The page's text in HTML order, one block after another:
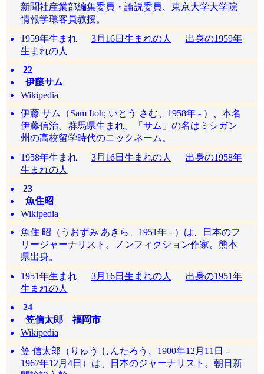
新聞社産業部編集委員・論説委員、東京大学大学院
情報学環客員教授。
1959年生まれ 3月16日生まれの人
出身の1959年
生まれの人
22
伊藤サム
Wikipedia
伊藤 サム（Sam Itoh; いとう さむ、1958年 - ）、本名
伊藤信治。群馬県生まれ。「サム」の名はミシガン
州の高校留学時代のニックネーム。
1958年生まれ 3月16日生まれの人
出身の1958年
生まれの人
23
魚住昭
Wikipedia
魚住 昭（うおずみ あきら、1951年 - ）は、日本のフ
リージャーナリスト。ノンフィクション作家。熊本
県出身。
1951年生まれ 3月16日生まれの人
出身の1951年
生まれの人
24
笠信太郎 福岡市
Wikipedia
笠 信太郎（りゅう しんたろう、1900年12月11日 -
1967年12月4日）は、日本のジャーナリスト。朝日新